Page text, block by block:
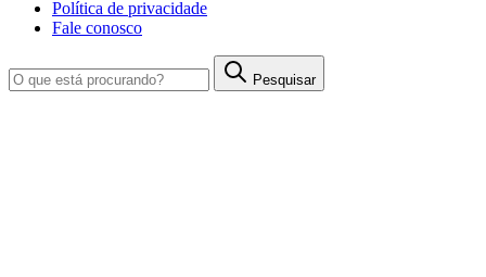
Política de privacidade
Fale conosco
Pesquisar